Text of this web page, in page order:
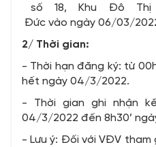
số 18, Khu Đô Thị
Đức vào ngày 06/03/
2/ Thời gian:
- Thời hạn đăng ký: từ
hết ngày 04/3/2022.
- Thời gian ghi nhận
04/3/2022 đến 8h30’
- Lưu ý: Đối với VĐV tham